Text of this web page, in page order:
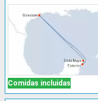
Comidas incluidas